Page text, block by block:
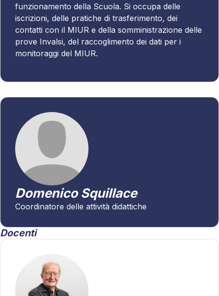
funzionamento della Scuola. Si occupa delle
iscrizioni, delle pratiche di trasferimento, dei
contatti con il MIUR e della somministrazione delle
prove Invalsi, del raccoglimento dei dati per i
monitoraggi del MIUR.
Domenico Squillace
Coordinatore delle attività didattiche
Docenti